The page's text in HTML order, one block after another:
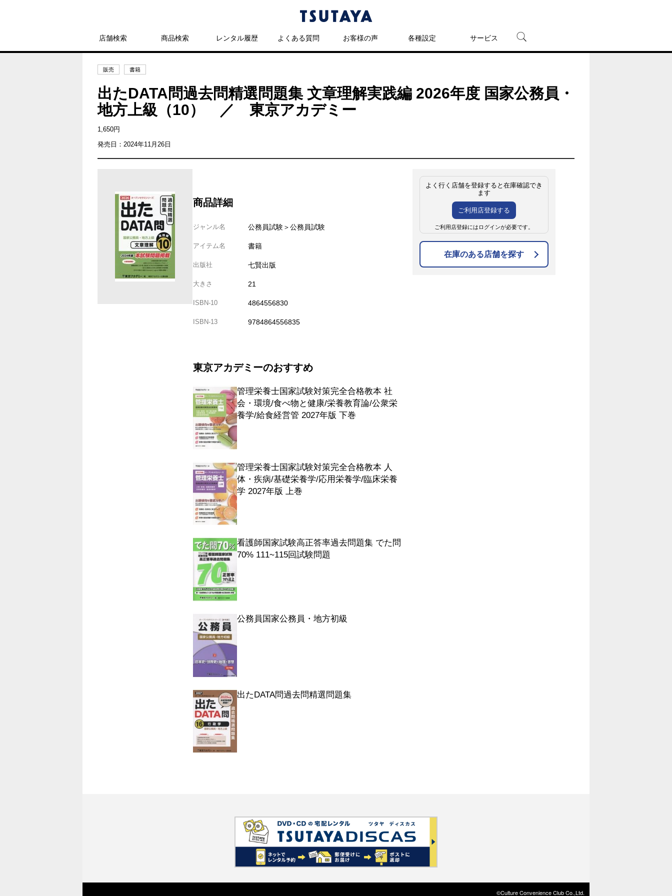
店舗検索 商品検索 レンタル履歴 よくある質問 お客様の声 各種設定 サービス
TSUTAYAプレミアムNEXT
販売 書籍
出たDATA問過去問精選問題集 文章理解実践編 2026年度 国家公務員・
地方上級（10） ／ 東京アカデミー
1,650円
発売日：2024年11月26日
商品詳細
ジャンル名 公務員試験＞公務員試験
アイテム名 書籍
出版社 七賢出版
大きさ 21
ISBN-10 4864556830
ISBN-13 9784864556835
東京アカデミーのおすすめ
管理栄養士国家試験対策完全合格教本 社
会・環境/食べ物と健康/栄養教育論/公衆栄
養学/給食経営管 2027年版 下巻
管理栄養士国家試験対策完全合格教本 人
体・疾病/基礎栄養学/応用栄養学/臨床栄養
学 2027年版 上巻
看護師国家試験高正答率過去問題集 でた問
70% 111~115回試験問題
公務員国家公務員・地方初級
出たDATA問過去問精選問題集
よく行く店舗を登録すると在庫確認でき
ます
ご利用店登録する
ご利用店登録にはログインが必要です。
在庫のある店舗を探す
©Culture Convenience Club Co.,Ltd.